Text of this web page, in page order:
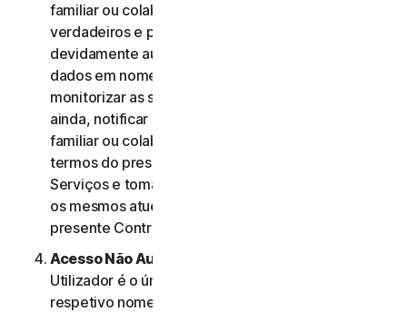
familiar ou colaboradores da sua PE que sejam
verdadeiros e precisos e garante que está
devidamente autorizado para fornecer esses
dados em nome desses membros e para
monitorizar as suas contas. O Utilizador aceita,
ainda, notificar os membros do seu agregado
familiar ou colaboradores de PE relativamente aos
termos do presente Contrato de Licença e
Serviços e tomar as medidas necessárias para que
os mesmos atuem em conformidade com o
presente Contrato de Licença e Serviços.
Acesso Não Autorizado à Conta do Utilizador
Utilizador é o único responsável por manter o
respetivo nome de utilizador e a respetiva palavra-